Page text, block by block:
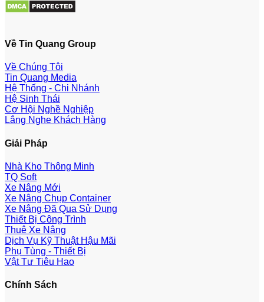
Về Tin Quang Group
Về Chúng Tôi
Tin Quang Media
Hệ Thống - Chi Nhánh
Hệ Sinh Thái
Cơ Hội Nghề Nghiệp
Lắng Nghe Khách Hàng
Giải Pháp
Nhà Kho Thông Minh
TQ Soft
Xe Nâng Mới
Xe Nâng Chụp Container
Xe Nâng Đã Qua Sử Dụng
Thiết Bị Công Trình
Thuê Xe Nâng
Dịch Vụ Kỹ Thuật Hậu Mãi
Phụ Tùng - Thiết Bị
Vật Tư Tiêu Hao
Chính Sách